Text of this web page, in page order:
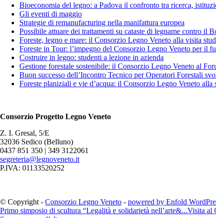
Bioeconomia del legno: a Padova il confronto tra ricerca,
Gli eventi di maggio
Strategie di remanufacturing nella manifattura europea
Possibile attuare dei trattamenti su cataste di legname contro
Foreste, legno e mare: il Consorzio Legno Veneto alla visita
Foreste in Tour: l’impegno del Consorzio Legno Veneto per il
Costruire in legno: studenti a lezione in azienda
Gestione forestale sostenibile: il Consorzio Legno Veneto al
Buon successo dell’Incontro Tecnico per Operatori Forestali
Foreste planiziali e vie d’acqua: il Consorzio Legno Veneto
Consorzio Progetto Legno Veneto
Z. I. Gresal, 5/E
32036 Sedico (Belluno)
0437 851 350 | 349 3122061
segreteria@legnoveneto.it
P.IVA: 01133520252
© Copyright - Consorzio Legno Veneto - powered by Enfold
Primo simposio di scultura “Legalità e solidarietà nell’arte&...Visita al